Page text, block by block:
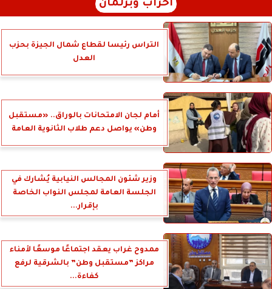
أحزاب وبرلمان
التراس رئيسا لقطاع شمال الجيزة بحزب
العدل
أمام لجان الامتحانات بالوراق.. «مستقبل
وطن» يواصل دعم طلاب الثانوية العامة
وزير شئون المجالس النيابية يُشارك في
الجلسة العامة لمجلس النواب الخاصة
بإقرار...
ممدوح غراب يعقد اجتماعًا موسعًا لأمناء
مراكز ”مستقبل وطن” بالشرقية لرفع
كفاءة...